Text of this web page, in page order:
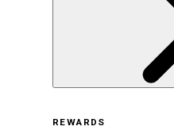
REWARDS